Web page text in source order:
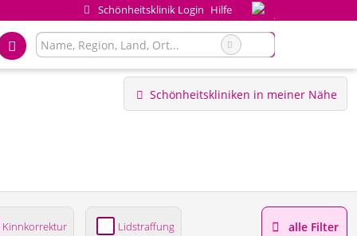
Schönheitsklinik Login Hilfe
Schönheitskliniken in meiner Nähe
Kinnkorrektur Lidstraffung alle Filter